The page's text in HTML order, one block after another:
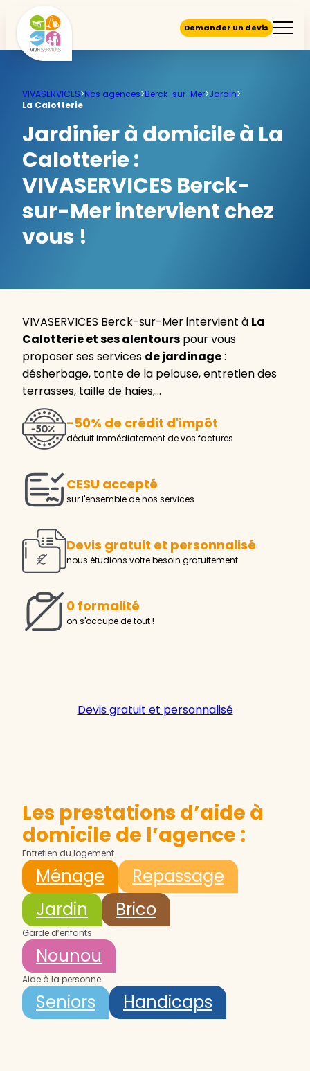
Demander un devis
VIVASERVICES>Nos agences>Berck-sur-Mer>Jardin>
La Calotterie
Jardinier à domicile à La
Calotterie :
VIVASERVICES Berck-
sur-Mer intervient chez
vous !
VIVASERVICES Berck-sur-Mer intervient à La
Calotterie et ses alentours pour vous
proposer ses services de jardinage:
désherbage, tonte de la pelouse, entretien des
terrasses, taille de haies,…
-50% de crédit d'impôt
déduit immédiatement de vos factures
CESU accepté
sur l'ensemble de nos services
Devis gratuit et personnalisé
nous étudions votre besoin gratuitement
0 formalité
on s'occupe de tout !
Devis gratuit et personnalisé
Les prestations d’aide à
domicile de l’agence :
Entretien du logement
Ménage
Repassage
Jardin
Brico
Garde d’enfants
Nounou
Aide à la personne
Seniors Handicaps